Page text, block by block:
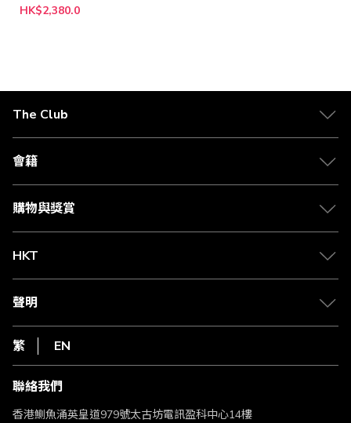
HK$2,380.0
The Club
關於 The Club
合作夥伴
媒體中心
會籍
會籍及專屬禮遇
賺取積分
購物與獎賞
物流與配送
Club Shopping 商品領取站
常見問題
HKT
csl.
1010
HKT
聲明
私隱聲明
使用條款
條款及細則
不歧視及不騷擾聲明
認可牌照及通告
繁 EN
聯絡我們
香港鰂魚涌英皇道979號太古坊電訊盈科中心14樓